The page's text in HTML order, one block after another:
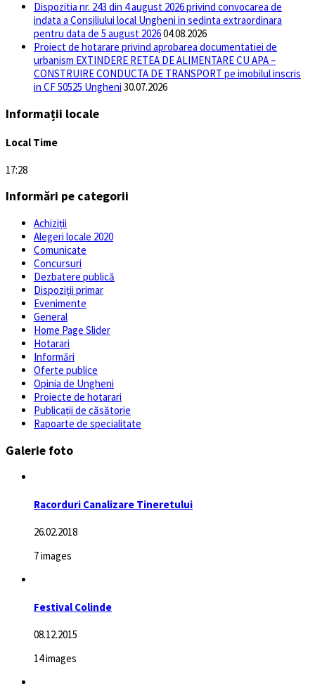
Dispozitia nr. 243 din 4 august 2026 privind convocarea de
indata a Consiliului local Ungheni in sedinta extraordinara
pentru data de 5 august 202604.08.2026
Proiect de hotarare privind aprobarea documentatiei de
urbanism EXTINDERE RETEA DE ALIMENTARE CU APA –
CONSTRUIRE CONDUCTA DE TRANSPORT pe imobilul inscris
in CF 50525 Ungheni 30.07.2026
Informații locale
Local Time
17:28
Informări pe categorii
Achiziții
Alegeri locale 2020
Comunicate
Concursuri
Dezbatere publică
Dispoziții primar
Evenimente
General
Home Page Slider
Hotarari
Informări
Oferte publice
Opinia de Ungheni
Proiecte de hotarari
Publicații de căsătorie
Rapoarte de specialitate
Galerie foto
Racorduri Canalizare Tineretului
26.02.2018
7 images
Festival Colinde
08.12.2015
14 images